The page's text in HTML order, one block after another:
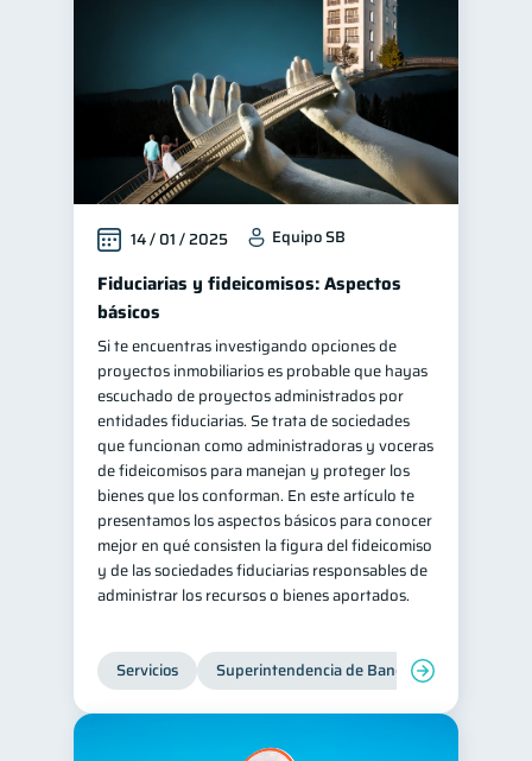
14 / 01 / 2025 Equipo SB
Fiduciarias y fideicomisos: Aspectos
básicos
Si te encuentras investigando opciones de
proyectos inmobiliarios es probable que hayas
escuchado de proyectos administrados por
entidades fiduciarias. Se trata de sociedades
que funcionan como administradoras y voceras
de fideicomisos para manejan y proteger los
bienes que los conforman. En este artículo te
presentamos los aspectos básicos para conocer
mejor en qué consisten la figura del fideicomiso
y de las sociedades fiduciarias responsables de
administrar los recursos o bienes aportados.
Servicios Superintendencia de Bancos